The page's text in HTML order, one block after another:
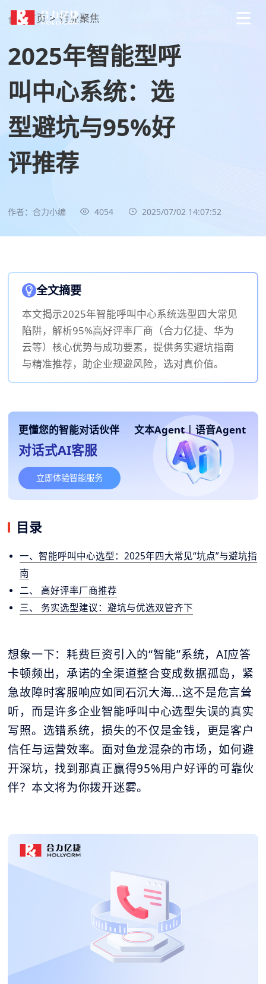
首页 > 行业聚焦
2025年智能型呼
叫中心系统：选
型避坑与95%好
评推荐
作者：合力小编 4054 2025/07/02 14:07:52
全文摘要
本文揭示2025年智能呼叫中心系统选型四大常见
陷阱，解析95%高好评率厂商（合力亿捷、华为
云等）核心优势与成功要素，提供务实避坑指南
与精准推荐，助企业规避风险，选对真价值。
更懂您的智能对话伙伴 文本Agent | 语音Agent
对话式AI客服
立即体验智能服务
目录
一、智能呼叫中心选型：2025年四大常见“坑点”与避坑指
南
二、 高好评率厂商推荐
三、 务实选型建议：避坑与优选双管齐下
想象一下：耗费巨资引入的“智能”系统，AI应答
卡顿频出，承诺的全渠道整合变成数据孤岛，紧
急故障时客服响应如同石沉大海...这不是危言耸
听，而是许多企业智能呼叫中心选型失误的真实
写照。选错系统，损失的不仅是金钱，更是客户
信任与运营效率。面对鱼龙混杂的市场，如何避
开深坑，找到那真正赢得95%用户好评的可靠伙
伴？本文将为你拨开迷雾。